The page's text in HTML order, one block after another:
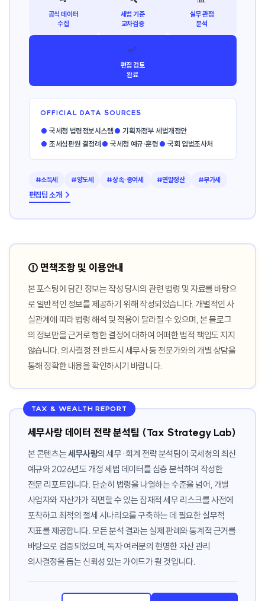
공식 데이터
수집
세법 기준
교차검증
실무 관점
분석
✅
편집 검토
완료
OFFICIAL DATA SOURCES
● 국세청 법령정보시스템● 기획재정부 세법개정안
● 조세심판원 결정례 ● 국세청 예규·훈령● 국회 입법조사처
#소득세 #양도세 #상속·증여세 #연말정산 #부가세
편집팀 소개 →
⚠️ 면책조항 및 이용안내
본 포스팅에 담긴 정보는 작성 당시의 관련 법령 및 자료를 바탕으
로 일반적인 정보를 제공하기 위해 작성되었습니다. 개별적인 사
실관계에 따라 법령 해석 및 적용이 달라질 수 있으며, 본 블로그
의 정보만을 근거로 행한 결정에 대하여 어떠한 법적 책임도 지지
않습니다. 의사결정 전 반드시 세무사 등 전문가와의 개별 상담을
통해 정확한 내용을 확인하시기 바랍니다.
TAX & WEALTH REPORT
세무사랑 데이터 전략 분석팀 (Tax Strategy Lab)
본 콘텐츠는세무사랑의 세무·회계 전략 분석팀이 국세청의 최신
예규와 2026년도 개정 세법 데이터를 심층 분석하여 작성한
전문 리포트입니다. 단순히 법령을 나열하는 수준을 넘어, 개별
사업자와 자산가가 직면할 수 있는 잠재적 세무 리스크를 사전에
포착하고 최적의 절세 시나리오를 구축하는 데 필요한 실무적
지표를 제공합니다. 모든 분석 결과는 실제 판례와 통계적 근거를
바탕으로 검증되었으며, 독자 여러분의 현명한 자산 관리
의사결정을 돕는 신뢰성 있는 가이드가 될 것입니다.